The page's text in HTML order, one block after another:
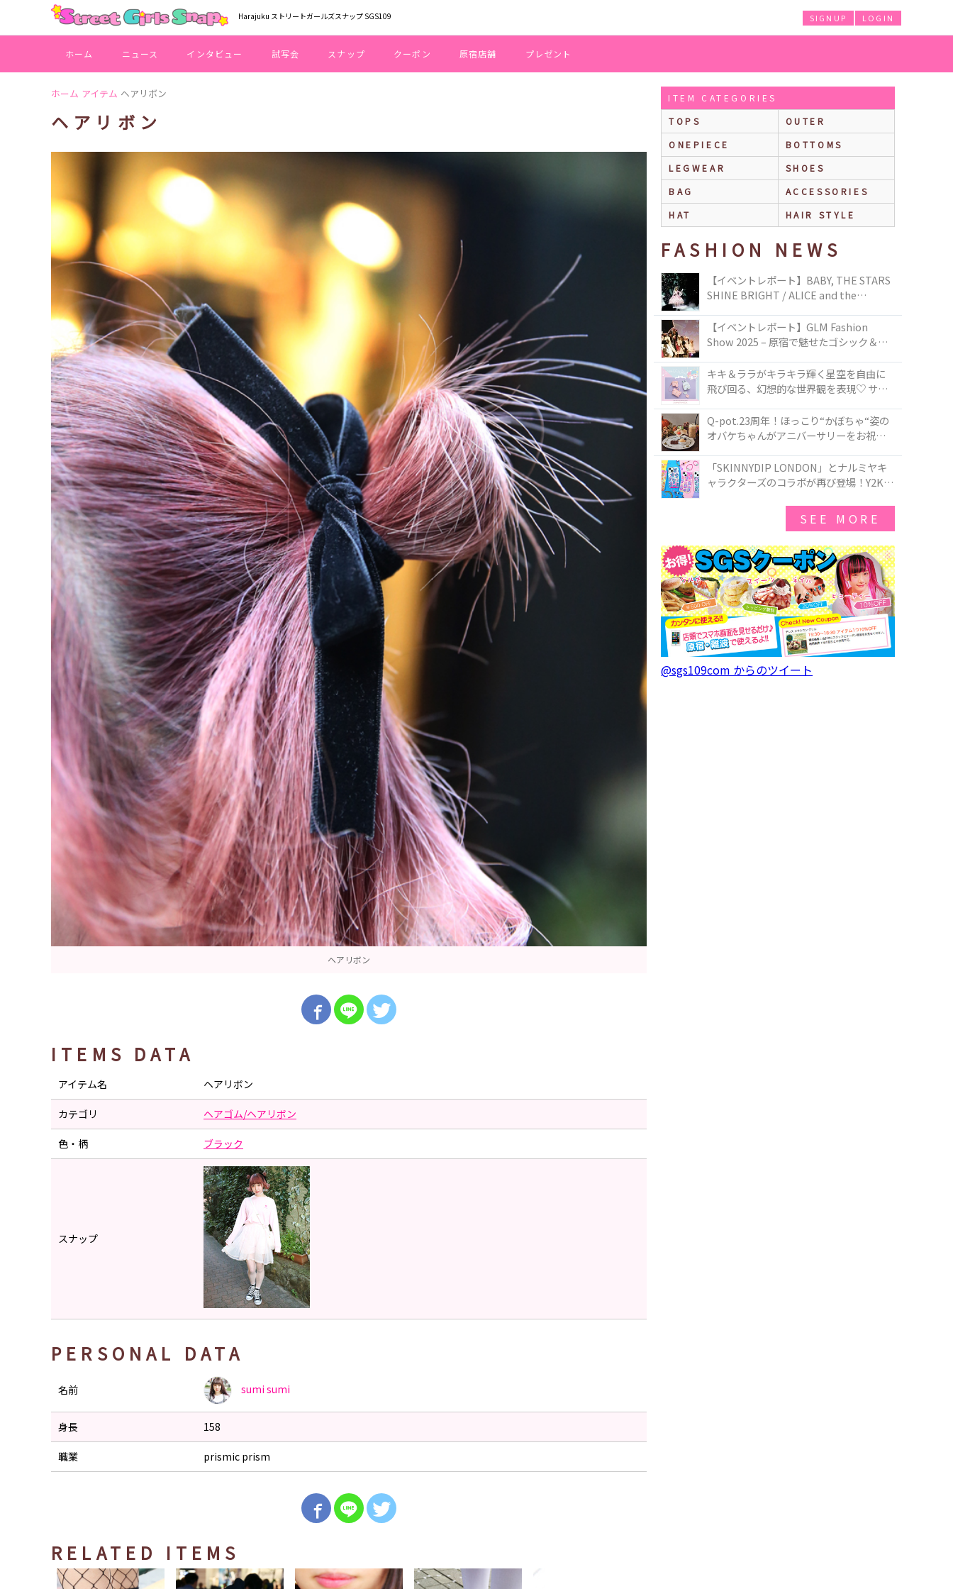
Harajuku ストリートガールズスナップ SGS109 LOGIN
SIGNUP
ホーム ニュース インタビュー 試写会 スナップ クーポン 原宿店舗 プレゼント
ホーム アイテム ヘアリボン
ヘアリボン
ヘアリボン
ITEMS DATA
アイテム名 ヘアリボン
カテゴリ ヘアゴム/ヘアリボン
色・柄 ブラック
スナップ
PERSONAL DATA
名前 sumi sumi
身長 158
職業 prismic prism
RELATED ITEMS
ITEM CATEGORIES
TOPS
OUTER
ONEPIECE
BOTTOMS
LEGWEAR
SHOES
BAG
ACCESSORIES
HAT
HAIR STYLE
FASHION NEWS
【イベントレポート】BABY, THE STARS
SHINE BRIGHT / ALICE and the
TOKYO
【イベントレポート】GLM Fashion
Show 2025 – 原宿で魅せたゴシック＆ロ
キキ＆ララがキラキラ輝く星空を自由に
飛び回る、幻想的な世界観を表現♡ サマ
50周年アニバーサリーイヤー』を記念し
たコレクションが登場
Q-pot.23周年！ほっこり“かぼちゃ“姿の
オバケちゃんがアニバーサリーをお祝い
ー」が新発売！Q-pot CAFE.では「かぼち
ゃのオバケーキプレート」も登場
「SKINNYDIP LONDON」とナルミヤキ
ャラクターズのコラボが再び登場！Y2Kム
SEE MORE
@sgs109com からのツイート